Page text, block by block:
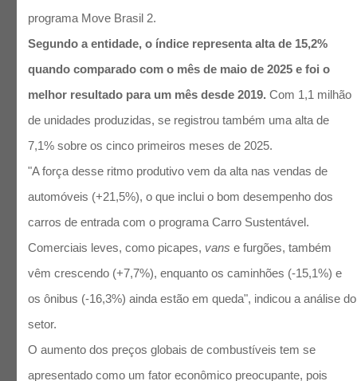
programa Move Brasil 2.
Segundo a entidade, o índice representa alta de 15,2%
quando comparado com o mês de maio de 2025 e foi o
melhor resultado para um mês desde 2019. Com 1,1 milhão
de unidades produzidas, se registrou também uma alta de
7,1% sobre os cinco primeiros meses de 2025.
"A força desse ritmo produtivo vem da alta nas vendas de
automóveis (+21,5%), o que inclui o bom desempenho dos
carros de entrada com o programa Carro Sustentável.
Comerciais leves, como picapes, vans e furgões, também
vêm crescendo (+7,7%), enquanto os caminhões (-15,1%) e
os ônibus (-16,3%) ainda estão em queda", indicou a análise do
setor.
O aumento dos preços globais de combustíveis tem se
apresentado como um fator econômico preocupante, pois